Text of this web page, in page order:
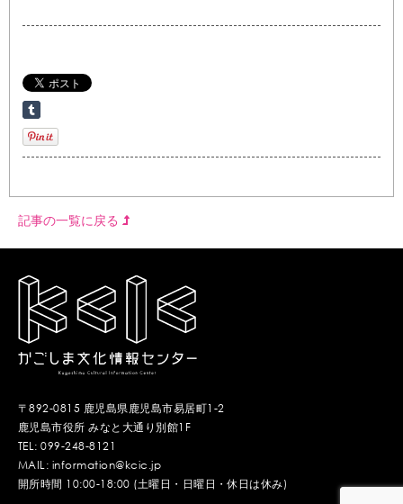
記事の一覧に戻る
〒892-0815 鹿児島県鹿児島市易居町1-2
鹿児島市役所 みなと大通り別館1F
TEL: 099-248-8121
MAIL: information@kcic.jp
開所時間 10:00-18:00 (土曜日・日曜日・休日は休み)